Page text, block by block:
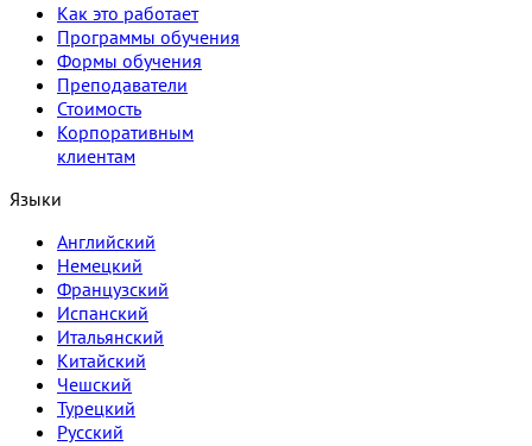
Как это работает
Программы обучения
Формы обучения
Преподаватели
Стоимость
Корпоративным
клиентам
Языки
Английский
Немецкий
Французский
Испанский
Итальянский
Китайский
Чешский
Турецкий
Русский